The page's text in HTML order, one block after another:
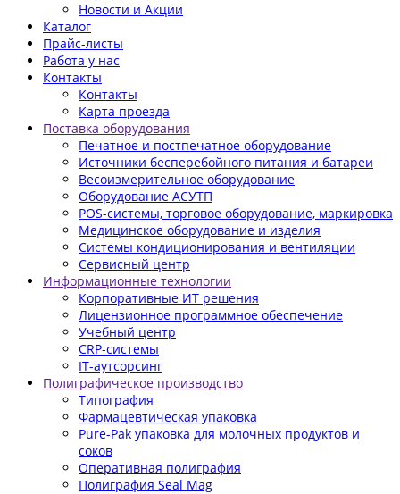
Новости и Акции
Каталог
Прайс-листы
Работа у нас
Контакты
Контакты
Карта проезда
Поставка оборудования
Печатное и постпечатное оборудование
Источники бесперебойного питания и батареи
Весоизмерительное оборудование
Оборудование АСУТП
POS-системы, торговое оборудование, маркировка
Медицинское оборудование и изделия
Системы кондиционирования и вентиляции
Сервисный центр
Информационные технологии
Корпоративные ИТ решения
Лицензионное программное обеспечение
Учебный центр
CRP-системы
IT-аутсорсинг
Полиграфическое производство
Типография
Фармацевтическая упаковка
Pure-Pak упаковка для молочных продуктов и
соков
Оперативная полиграфия
Полиграфия Seal Mag